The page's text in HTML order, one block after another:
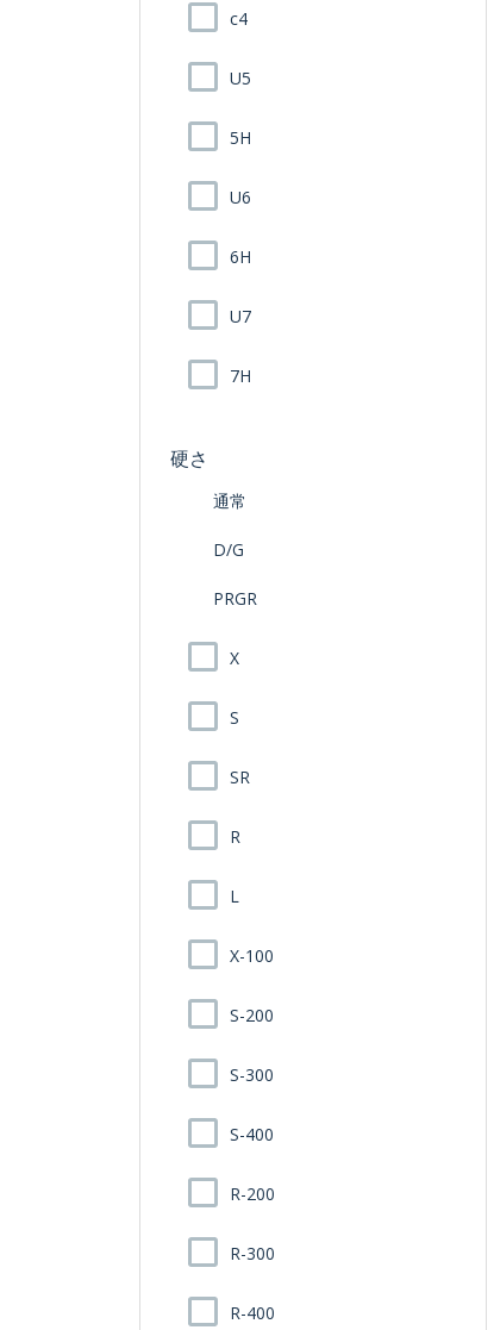
c4
U5
5H
U6
6H
U7
7H
硬さ
通常
D/G
PRGR
X
S
SR
R
L
X-100
S-200
S-300
S-400
R-200
R-300
R-400